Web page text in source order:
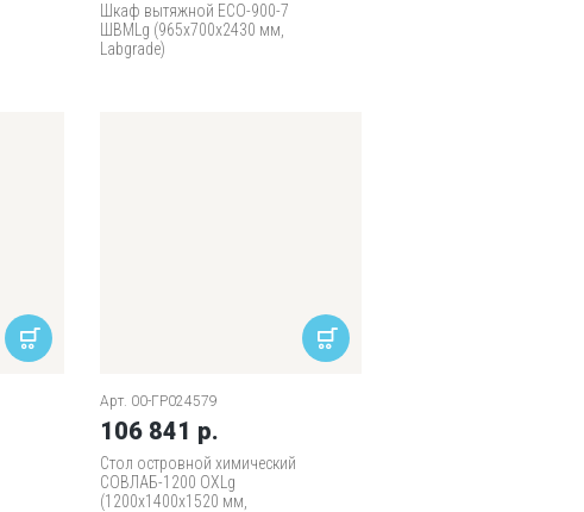
Шкаф вытяжной ECO-900-7
ШВМLg (965х700х2430 мм,
Labgrade)
Арт. 00-ГР024579
106 841 р.
Стол островной химический
СОВЛАБ-1200 ОХLg
(1200х1400х1520 мм,